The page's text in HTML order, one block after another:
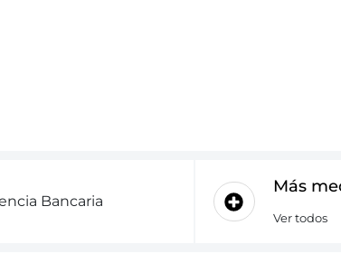
Bancaria
Más
Ver todos